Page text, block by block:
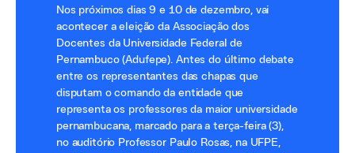
Nos próximos dias 9 e 10 de dezembro, vai
acontecer a eleição da Associação dos
Docentes da Universidade Federal de
Pernambuco (Adufepe). Antes do último debate
entre os representantes das chapas que
disputam o comando da entidade que
representa os professores da maior universidade
pernambucana, marcado para a terça-feira (3),
no auditório Professor Paulo Rosas, na UFPE,